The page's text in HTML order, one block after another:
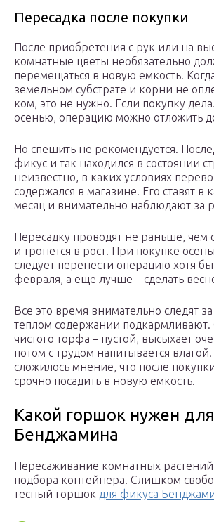
Пересадка после покупки
После приобретения с рук или на
комнатные цветы необязательно
перемещаться в новую емкость.
земельном субстрате и корни не
ком, это не нужно. Если покупку
осенью, операцию можно отложить
Но спешить не рекомендуется.
фикус и так находился в состоянии
неизвестно, в каких условиях
содержался в магазине. Его ставят в
месяц и внимательно наблюдают за
Пересадку проводят не раньше, чем
и тронется в рост. При покупке
следует перенести операцию хотя
февраля, а еще лучше – сделать
Все это время внимательно следят
теплом содержании подкармливают.
чистого торфа – пустой, высыхает
потом с трудом напитывается
сложилось мнение, что после
срочно посадить в новую емкость.
Какой горшок нужен
Бенджамина
Пересаживание комнатных растений
подбора контейнера. Слишком
тесный горшок для фикуса